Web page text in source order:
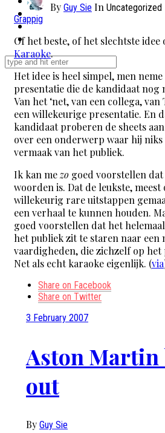
By Guy Sie In Uncategorized
Grappig
Of het beste, of het slechtste idee
Karaoke.
Het idee is heel simpel, men
presentatie die de kandidaat nog
Van het ‘net, van een collega,
een willekeurige presentatie. En
kandidaat proberen de sheets
over een onderwerp waar hij niks
vermaak van het publiek.
Ik kan mezo goed voorstellen
woorden is. Dat de leukste,
willekeurig rare uitstappen
een verhaal te kunnen houden.
goed voorstellen dat het helemaal
het publiek zit te staren naar een
vaardigheden, die zichzelf op
Net als echt karaoke eigenlijk. (via
Share on Facebook
Share on Twitter
3 February 2007
Aston Martin
out
By Guy Sie